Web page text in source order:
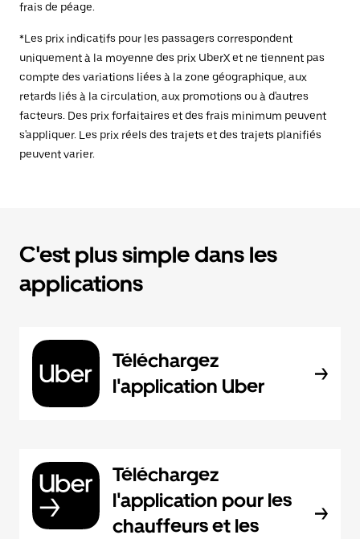
frais de péage.
*Les prix indicatifs pour les passagers correspondent
uniquement à la moyenne des prix UberX et ne tiennent pas
compte des variations liées à la zone géographique, aux
retards liés à la circulation, aux promotions ou à d'autres
facteurs. Des prix forfaitaires et des frais minimum peuvent
s'appliquer. Les prix réels des trajets et des trajets planifiés
peuvent varier.
C'est plus simple dans les
applications
Téléchargez
l'application Uber
Téléchargez
l'application pour les
chauffeurs et les